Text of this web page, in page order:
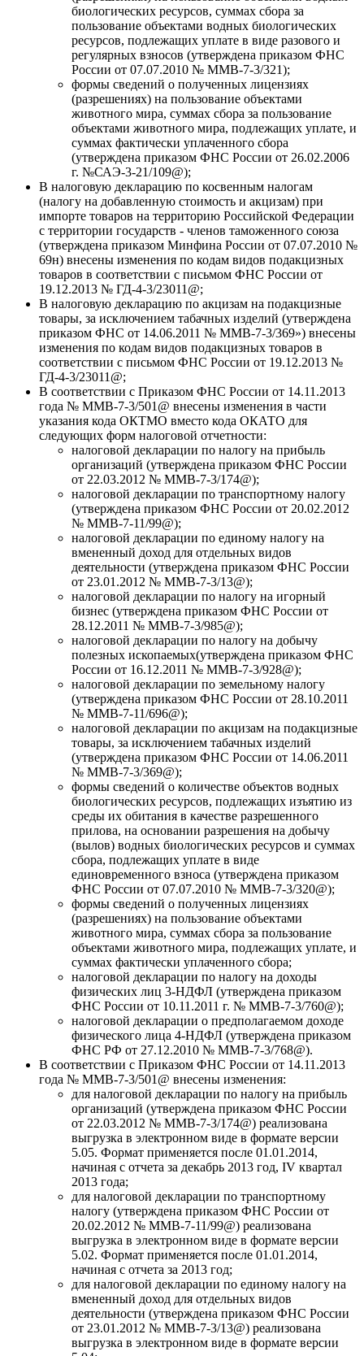
биологических ресурсов, суммах сбора за
пользование объектами водных биологических
ресурсов, подлежащих уплате в виде разового и
регулярных взносов (утверждена приказом ФНС
России от 07.07.2010 № ММВ-7-3/321);
формы сведений о полученных лицензиях
(разрешениях) на пользование объектами
животного мира, суммах сбора за пользование
объектами животного мира, подлежащих уплате, и
суммах фактически уплаченного сбора
(утверждена приказом ФНС России от 26.02.2006
г. №САЭ-3-21/109@);
В налоговую декларацию по косвенным налогам
(налогу на добавленную стоимость и акцизам) при
импорте товаров на территорию Российской Федерации
с территории государств - членов таможенного союза
(утверждена приказом Минфина России от 07.07.2010 №
69н) внесены изменения по кодам видов подакцизных
товаров в соответствии с письмом ФНС России от
19.12.2013 № ГД-4-3/23011@;
В налоговую декларацию по акцизам на подакцизные
товары, за исключением табачных изделий (утверждена
приказом ФНС от 14.06.2011 № ММВ-7-3/369») внесены
изменения по кодам видов подакцизных товаров в
соответствии с письмом ФНС России от 19.12.2013 №
ГД-4-3/23011@;
В соответствии с Приказом ФНС России от 14.11.2013
года № ММВ-7-3/501@ внесены изменения в части
указания кода ОКТМО вместо кода ОКАТО для
следующих форм налоговой отчетности:
налоговой декларации по налогу на прибыль
организаций (утверждена приказом ФНС России
от 22.03.2012 № ММВ-7-3/174@);
налоговой декларации по транспортному налогу
(утверждена приказом ФНС России от 20.02.2012
№ ММВ-7-11/99@);
налоговой декларации по единому налогу на
вмененный доход для отдельных видов
деятельности (утверждена приказом ФНС России
от 23.01.2012 № ММВ-7-3/13@);
налоговой декларации по налогу на игорный
бизнес (утверждена приказом ФНС России от
28.12.2011 № ММВ-7-3/985@);
налоговой декларации по налогу на добычу
полезных ископаемых(утверждена приказом ФНС
России от 16.12.2011 № ММВ-7-3/928@);
налоговой декларации по земельному налогу
(утверждена приказом ФНС России от 28.10.2011
№ ММВ-7-11/696@);
налоговой декларации по акцизам на подакцизные
товары, за исключением табачных изделий
(утверждена приказом ФНС России от 14.06.2011
№ ММВ-7-3/369@);
формы сведений о количестве объектов водных
биологических ресурсов, подлежащих изъятию из
среды их обитания в качестве разрешенного
прилова, на основании разрешения на добычу
(вылов) водных биологических ресурсов и суммах
сбора, подлежащих уплате в виде
единовременного взноса (утверждена приказом
ФНС России от 07.07.2010 № ММВ-7-3/320@);
формы сведений о полученных лицензиях
(разрешениях) на пользование объектами
животного мира, суммах сбора за пользование
объектами животного мира, подлежащих уплате, и
суммах фактически уплаченного сбора;
налоговой декларации по налогу на доходы
физических лиц 3-НДФЛ (утверждена приказом
ФНС России от 10.11.2011 г. № ММВ-7-3/760@);
налоговой декларации о предполагаемом доходе
физического лица 4-НДФЛ (утверждена приказом
ФНС РФ от 27.12.2010 № ММВ-7-3/768@).
В соответствии с Приказом ФНС России от 14.11.2013
года № ММВ-7-3/501@ внесены изменения:
для налоговой декларации по налогу на прибыль
организаций (утверждена приказом ФНС России
от 22.03.2012 № ММВ-7-3/174@) реализована
выгрузка в электронном виде в формате версии
5.05. Формат применяется после 01.01.2014,
начиная с отчета за декабрь 2013 год, IV квартал
2013 года;
для налоговой декларации по транспортному
налогу (утверждена приказом ФНС России от
20.02.2012 № ММВ-7-11/99@) реализована
выгрузка в электронном виде в формате версии
5.02. Формат применяется после 01.01.2014,
начиная с отчета за 2013 год;
для налоговой декларации по единому налогу на
вмененный доход для отдельных видов
деятельности (утверждена приказом ФНС России
от 23.01.2012 № ММВ-7-3/13@) реализована
выгрузка в электронном виде в формате версии